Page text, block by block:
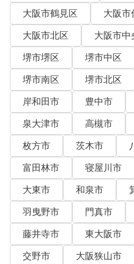
大阪市鶴見区
大阪市
大阪市北区
大阪市中
堺市堺区
堺市中区
堺市南区
堺市北区
岸和田市
豊中市
泉大津市
高槻市
枚方市
茨木市
富田林市
寝屋川市
大東市
和泉市
羽曳野市
門真市
藤井寺市
東大阪市
交野市
大阪狭山市